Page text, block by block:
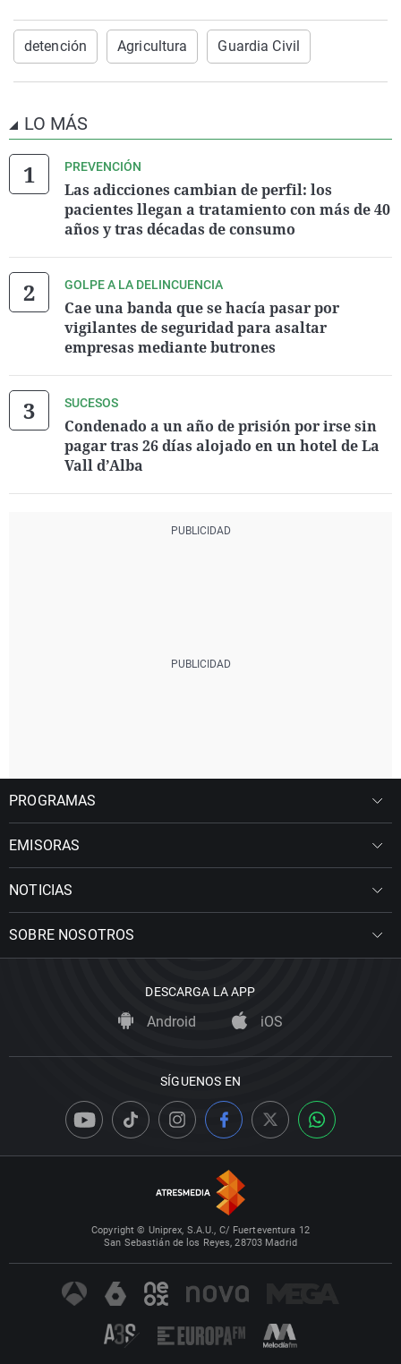
detención Agricultura Guardia Civil
LO MÁS
PREVENCIÓN
Las adicciones cambian de perfil: los
pacientes llegan a tratamiento con más de 40
años y tras décadas de consumo
GOLPE A LA DELINCUENCIA
Cae una banda que se hacía pasar por
vigilantes de seguridad para asaltar
empresas mediante butrones
SUCESOS
Condenado a un año de prisión por irse sin
pagar tras 26 días alojado en un hotel de La
Vall d’Alba
PROGRAMAS
EMISORAS
NOTICIAS
SOBRE NOSOTROS
DESCARGA LA APP
Android iOS
SÍGUENOS EN
Copyright © Uniprex, S.A.U., C/ Fuerteventura 12
San Sebastián de los Reyes, 28703 Madrid